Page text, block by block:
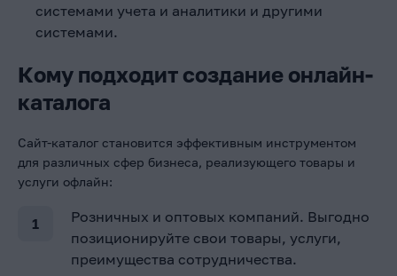
системами учета и аналитики и другими
системами.
Кому подходит создание онлайн-
каталога
Сайт-каталог становится эффективным инструментом
для различных сфер бизнеса, реализующего товары и
услуги офлайн:
Розничных и оптовых компаний. Выгодно
позиционируйте свои товары, услуги,
преимущества сотрудничества.